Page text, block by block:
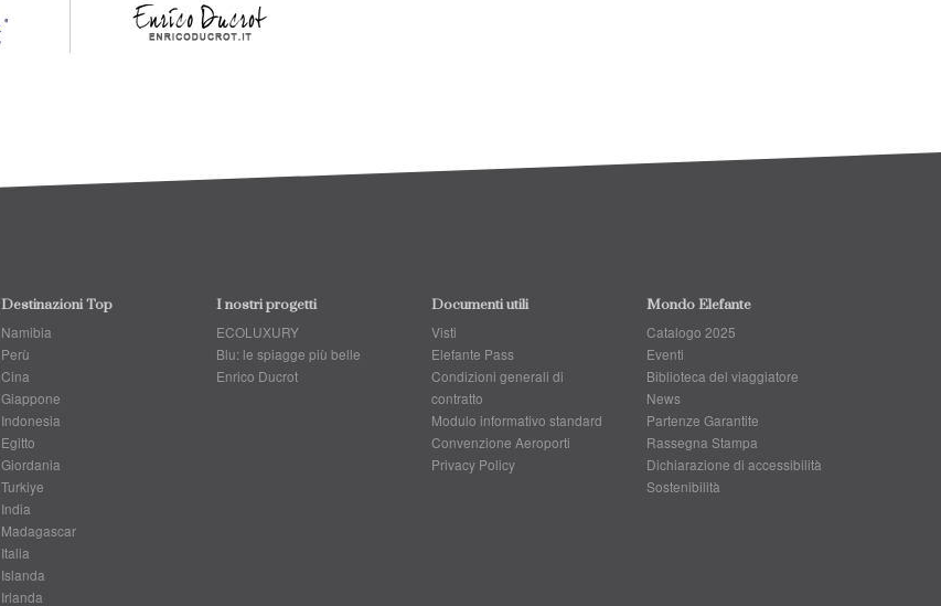
Destinazioni Top
Namibia
Perù
Cina
Giappone
Indonesia
Egitto
Giordania
Turkiye
India
Madagascar
Italia
Islanda
Irlanda
I nostri progetti
ECOLUXURY
Blu: le spiagge più belle
Enrico Ducrot
Documenti utili
Visti
Elefante Pass
Condizioni generali di
contratto
Modulo informativo standard
Convenzione Aeroporti
Privacy Policy
Mondo Elefante
Catalogo 2025
Eventi
Biblioteca del viaggiatore
News
Partenze Garantite
Rassegna Stampa
Dichiarazione di accessibilità
Sostenibilità